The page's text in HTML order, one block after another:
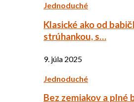
Jednoduché
Klasické ako od
strúhankou, s…
9. júla 2025
Jednoduché
Bez zemiakov a plné